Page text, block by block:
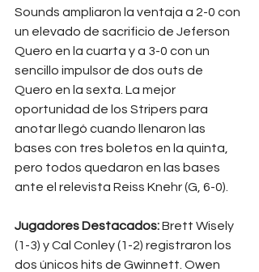
Sounds ampliaron la ventaja a 2-0 con
un elevado de sacrificio de Jeferson
Quero en la cuarta y a 3-0 con un
sencillo impulsor de dos outs de
Quero en la sexta. La mejor
oportunidad de los Stripers para
anotar llegó cuando llenaron las
bases con tres boletos en la quinta,
pero todos quedaron en las bases
ante el relevista Reiss Knehr (G, 6-0).
Jugadores Destacados: Brett Wisely
(1-3) y Cal Conley (1-2) registraron los
dos únicos hits de Gwinnett. Owen